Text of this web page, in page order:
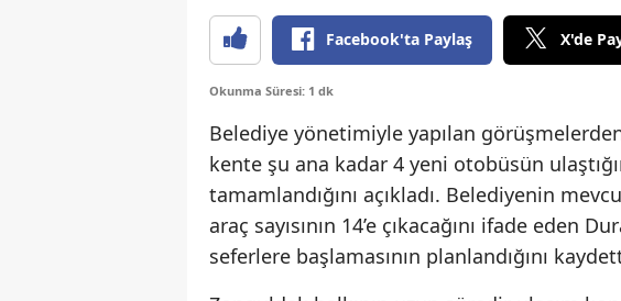
Facebook'ta Paylaş X'de
Okunma Süresi: 1 dk
Belediye yönetimiyle yapılan
kente şu ana kadar 4 yeni otobüsün
tamamlandığını açıkladı. Belediyenin
araç sayısının 14’e çıkacağını ifade eden
seferlere başlamasının planlandığını